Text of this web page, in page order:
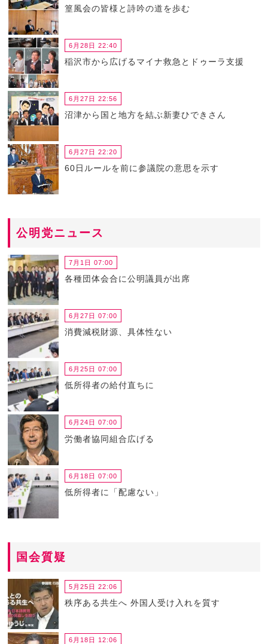
篁風会の皆様と詩吟の道を歩む
6月28日 22:40
稲沢市から広げるマイナ救急とドゥーラ支援
6月27日 22:56
沼津から国と地方を結ぶ新妻ひできさん
6月27日 22:20
60日ルールを前に参議院の意思を示す
公明党ニュース
7月1日 07:00
各種団体会合に公明議員が出席
6月27日 07:00
消費減税財源、具体性ない
6月25日 07:00
低所得者の給付直ちに
6月24日 07:00
労働者協同組合広げる
6月18日 07:00
低所得者に「配慮ない」
国会質疑
5月25日 22:06
秩序ある共生へ 外国人受け入れを質す
6月18日 12:06